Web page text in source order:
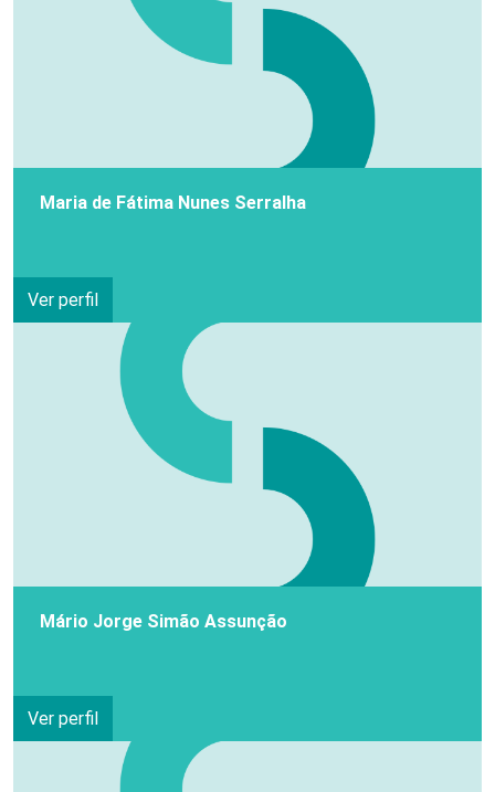
Maria de Fátima Nunes Serralha
Ver perfil
Mário Jorge Simão Assunção
Ver perfil